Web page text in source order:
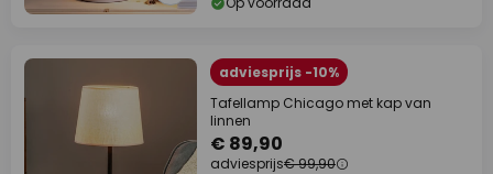
adviesprijs -10%
Tafellamp Chicago met kap van
linnen
€ 89,90
adviesprijs€ 99,90